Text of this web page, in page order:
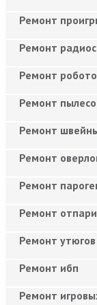
Ремонт
Ремонт
Ремонт
Ремонт
Ремонт
Ремонт
Ремонт
Ремонт
Ремонт утюгов
Ремонт ибп
Ремонт